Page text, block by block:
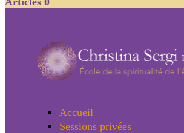
Accueil
Sessions privées